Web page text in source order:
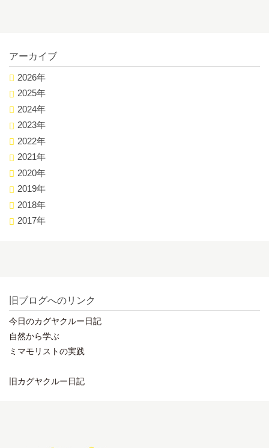
アーカイブ
2026年
2025年
2024年
2023年
2022年
2021年
2020年
2019年
2018年
2017年
旧ブログへのリンク
今日のカグヤクルー日記
自然から学ぶ
ミマモリストの実践
旧カグヤクルー日記